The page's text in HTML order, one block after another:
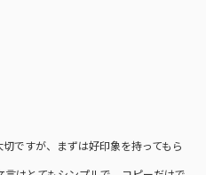
ですが、まずは好印象を持ってもら